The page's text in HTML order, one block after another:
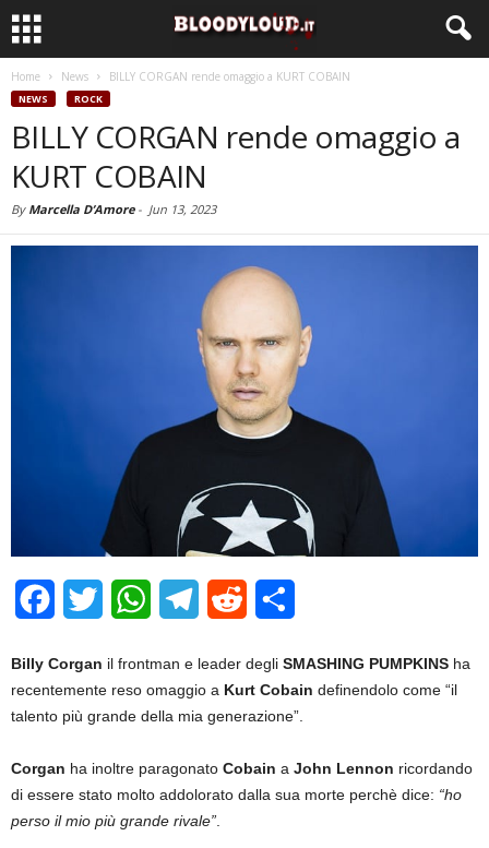
Home News BILLY CORGAN rende omaggio a KURT COBAIN
NEWS ROCK
BILLY CORGAN rende omaggio a
KURT COBAIN
By Marcella D’Amore- Jun 13, 2023
Facebook
Twitter WhatsAppTelegramReddit
Billy Corgan il frontman e leader degli SMASHING PUMPKINS ha
recentemente reso omaggio a Kurt Cobain definendolo come “il
talento più grande della mia generazione”.
Corgan ha inoltre paragonato Cobain a John Lennon ricordando
di essere stato molto addolorato dalla sua morte perchè dice: “ho
perso il mio più grande rivale”